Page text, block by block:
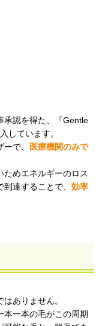
承認を得た、『Gentle
しています。
で、 医療機関のみで
ためエネルギーのロス
到達することで、効率
ありません。
本一本の毛がこの周期